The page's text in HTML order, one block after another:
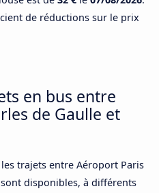
de réductions sur le prix
en bus entre
de Gaulle et
trajets entre Aéroport Paris
disponibles, à différents